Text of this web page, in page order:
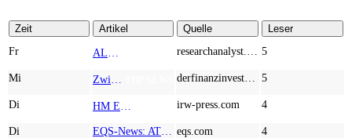
Zeit Artikel Quelle
Leser
Fr
5
Mi 5
Di irw-press.com 4
Di eqs.com 4